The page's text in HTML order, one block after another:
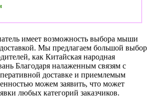
имеет возможность выбора мыши
Мы предлагаем большой выбор
как Китайская народная
Благодаря налаженным связям с
доставке и приемлемым
можем заявить, что может
любых категорий заказчиков.